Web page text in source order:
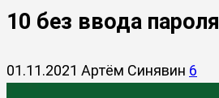
10 без ввода пароля
01.11.2021 Артём Синявин 6